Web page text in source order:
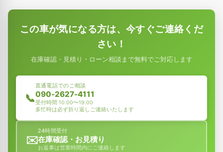
この車が気になる方は、今すぐご連絡くだ
さい！
在庫確認・見積り・ローン相談まで無料でご対応します
📞
直通電話でのご相談
090-2627-4111
受付時間 10:00〜19:00
多忙時は必ず折り返しご連絡いたします
✉️
24時間受付
在庫確認・お見積り
お返事は営業時間内にご連絡します